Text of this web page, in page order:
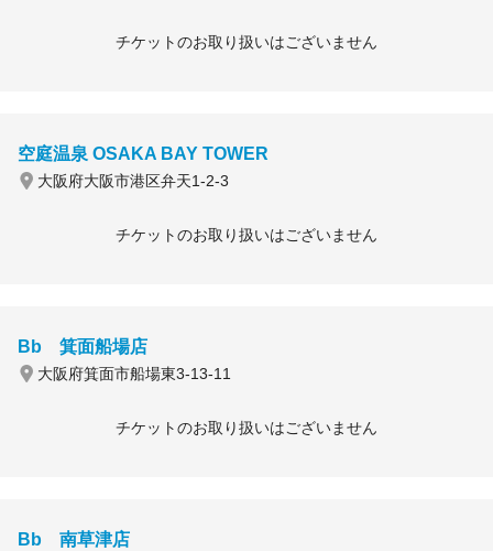
チケットのお取り扱いはございません
空庭温泉 OSAKA BAY TOWER
大阪府大阪市港区弁天1-2-3
チケットのお取り扱いはございません
Bb 箕面船場店
大阪府箕面市船場東3-13-11
チケットのお取り扱いはございません
Bb 南草津店